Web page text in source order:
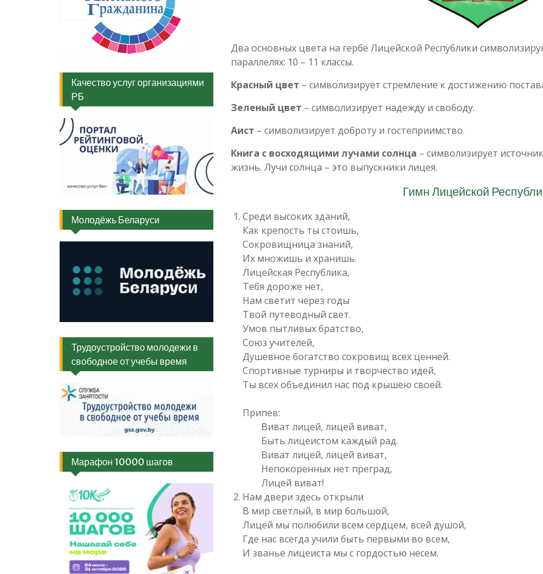
Два основных цвета на гербе Лицейской Республики
параллелях: 10 – 11 классы.
Красный цвет – символизирует стремление к достижению
Зеленый цвет – символизирует надежду и свободу.
Аист – символизирует доброту и гостеприимство.
Книга с восходящими лучами солнца – символизирует
жизнь. Лучи солнца – это выпускники лицея.
Гимн Лицейской
Среди высоких зданий,
Как крепость ты стоишь,
Сокровищница знаний,
Их множишь и хранишь.
Лицейская Республика,
Тебя дороже нет,
Нам светит через годы
Твой путеводный свет.
Умов пытливых братство,
Союз учителей,
Душевное богатство сокровищ всех ценней.
Спортивные турниры и творчество идей,
Ты всех объединил нас под крышею своей.
Припев:
Виват лицей, лицей виват,
Быть лицеистом каждый рад.
Виват лицей, лицей виват,
Непокорённых нет преград,
Лицей виват!
Нам двери здесь открыли
В мир светлый, в мир большой,
Лицей мы полюбили всем сердцем, всей душой,
Где нас всегда учили быть первыми во всем,
И званье лицеиста мы с гордостью несем.
Качество услуг организациями
РБ
Молодёжь Беларуси
Трудоустройство молодежи в
свободное от учебы время
Марафон 10000 шагов